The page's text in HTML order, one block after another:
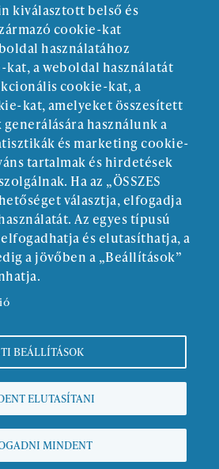
kiválasztott belső és
cookie-kat
használatához
kat, a weboldal használatát
cookie-kat, a
kat, amelyeket összesített
használunk a
és marketing cookie-
tartalmak és hirdetések
Ha az „ÖSSZES
választja, elfogadja
Az egyes típusú
és elutasíthatja, a
a jövőben a „Beállítások”
BEÁLLÍTÁSOK
ELUTASÍTANI
MINDENT
ALAPÍTÓ:
közzététel
nyilatkozat
| web design:epix media